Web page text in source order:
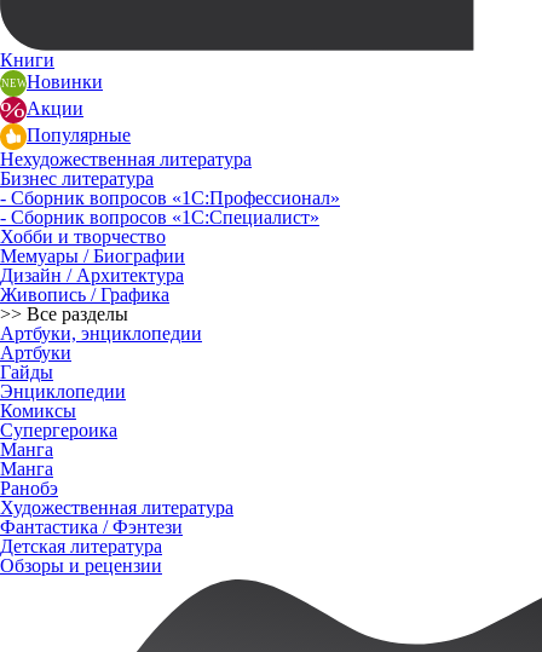
Книги
Новинки
Акции
Популярные
Нехудожественная литература
Бизнес литература
- Сборник вопросов «1С:Профессионал»
- Сборник вопросов «1С:Специалист»
Хобби и творчество
Мемуары / Биографии
Дизайн / Архитектура
Живопись / Графика
>> Все разделы
Артбуки, энциклопедии
Артбуки
Гайды
Энциклопедии
Комиксы
Супергероика
Манга
Манга
Ранобэ
Художественная литература
Фантастика / Фэнтези
Детская литература
Обзоры и рецензии